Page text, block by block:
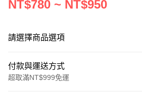
NT$780 ~ NT$950
請選擇商品選項
付款與運送方式
超取滿NT$999免運